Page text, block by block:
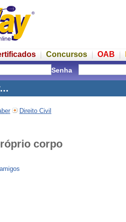
Concursos OAB
Senha
Direito Civil
corpo